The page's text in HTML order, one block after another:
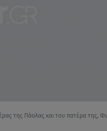
της Πάολας και του πατέρα της,